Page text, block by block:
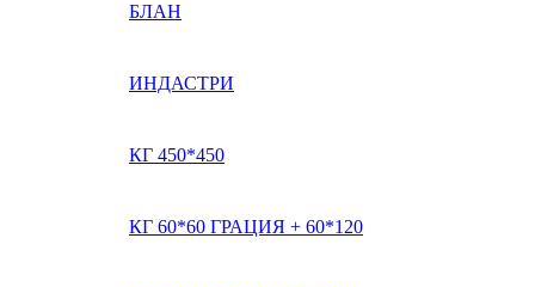
БЛАН
ИНДАСТРИ
КГ 450*450
КГ 60*60 ГРАЦИЯ + 60*120